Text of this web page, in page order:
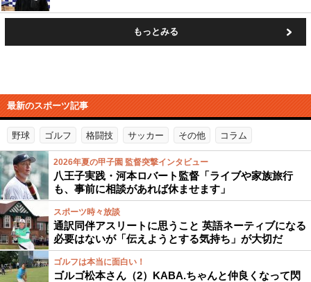
もっとみる
最新のスポーツ記事
野球 ゴルフ 格闘技 サッカー その他 コラム
2026年夏の甲子園 監督突撃インタビュー
八王子実践・河本ロバート監督「ライブや家族旅行
も、事前に相談があれば休ませます」
スポーツ時々放談
通訳同伴アスリートに思うこと 英語ネーティブになる
必要はないが「伝えようとする気持ち」が大切だ
ゴルフは本当に面白い！
ゴルゴ松本さん（2）KABA.ちゃんと仲良くなって閃